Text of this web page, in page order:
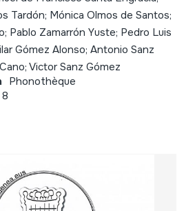
Tardón; Mónica Olmos de Santos;
Pablo Zamarrón Yuste; Pedro Luis
Gómez Alonso; Antonio Sanz
Victor Sanz Gómez
Phonothèque